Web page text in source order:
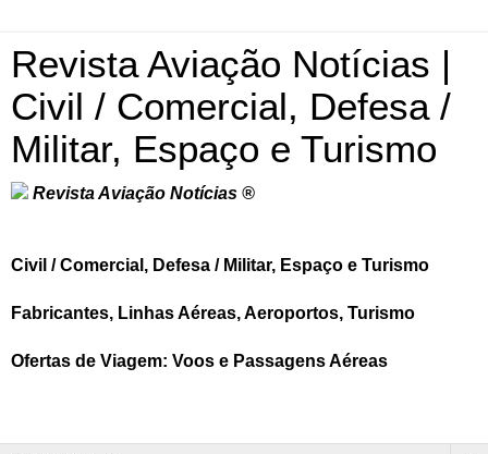
Revista Aviação Notícias |
Civil / Comercial, Defesa /
Militar, Espaço e Turismo
Revista Aviação Notícias ®
Civil / Comercial, Defesa / Militar, Espaço e Turismo
Fabricantes, Linhas Aéreas, Aeroportos, Turismo
Ofertas de Viagem: Voos e Passagens Aéreas